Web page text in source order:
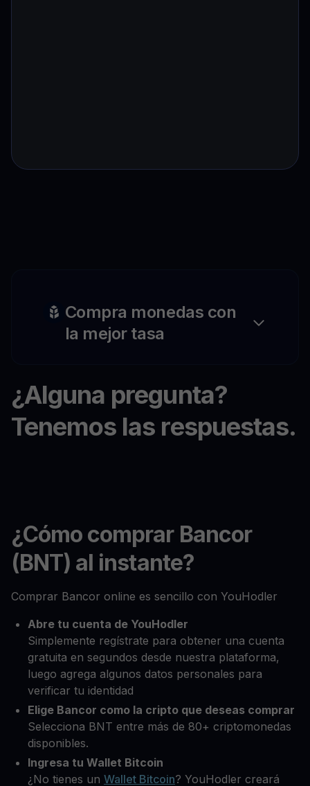
Compra monedas con
la mejor tasa
¿Alguna pregunta?
Tenemos las respuestas.
¿Cómo comprar Bancor
(BNT) al instante?
Comprar Bancor online es sencillo con YouHodler
Abre tu cuenta de YouHodler
Simplemente regístrate para obtener una cuenta
gratuita en segundos desde nuestra plataforma,
luego agrega algunos datos personales para
verificar tu identidad
Elige Bancor como la cripto que deseas comprar
Selecciona BNT entre más de 80+ criptomonedas
disponibles.
Ingresa tu Wallet Bitcoin
¿No tienes un Wallet Bitcoin? YouHodler creará